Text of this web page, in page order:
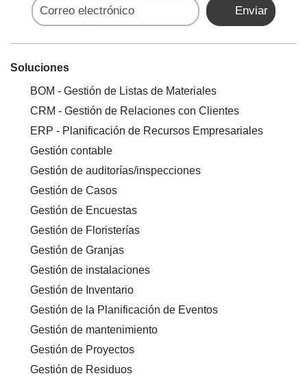
Correo electrónico Enviar
Soluciones
BOM - Gestión de Listas de Materiales
CRM - Gestión de Relaciones con Clientes
ERP - Planificación de Recursos Empresariales
Gestión contable
Gestión de auditorías/inspecciones
Gestión de Casos
Gestión de Encuestas
Gestión de Floristerías
Gestión de Granjas
Gestión de instalaciones
Gestión de Inventario
Gestión de la Planificación de Eventos
Gestión de mantenimiento
Gestión de Proyectos
Gestión de Residuos